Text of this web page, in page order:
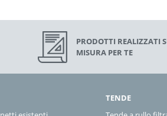
PRODOTTI REALIZZATI
MISURA PER TE
TENDE